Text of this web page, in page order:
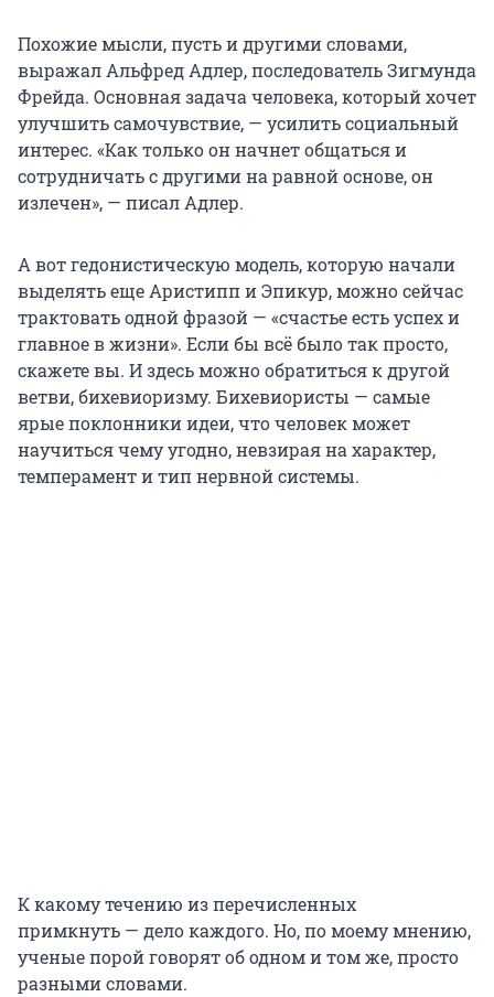
Похожие мысли, пусть и другими словами,
выражал Альфред Адлер, последователь Зигмунда
Фрейда. Основная задача человека, который хочет
улучшить самочувствие, — усилить социальный
интерес. «Как только он начнет общаться и
сотрудничать с другими на равной основе, он
излечен», — писал Адлер.
А вот гедонистическую модель, которую начали
выделять еще Аристипп и Эпикур, можно сейчас
трактовать одной фразой — «счастье есть успех и
главное в жизни». Если бы всё было так просто,
скажете вы. И здесь можно обратиться к другой
ветви, бихевиоризму. Бихевиористы — самые
ярые поклонники идеи, что человек может
научиться чему угодно, невзирая на характер,
темперамент и тип нервной системы.
К какому течению из перечисленных
примкнуть — дело каждого. Но, по моему мнению,
ученые порой говорят об одном и том же, просто
разными словами.